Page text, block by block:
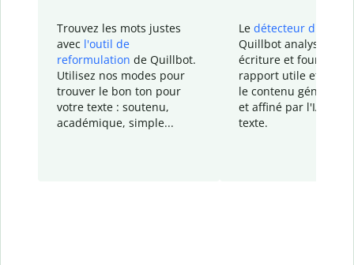
Trouvez les mots justes
avec l'outil de
reformulation de Quillbot.
Utilisez nos modes pour
trouver le bon ton pour
votre texte : soutenu,
académique, simple...
Le détecteur d'IA
Quillbot analyse votre
écriture et fournit un
rapport utile et
le contenu généré
et affiné par l'IA
texte.